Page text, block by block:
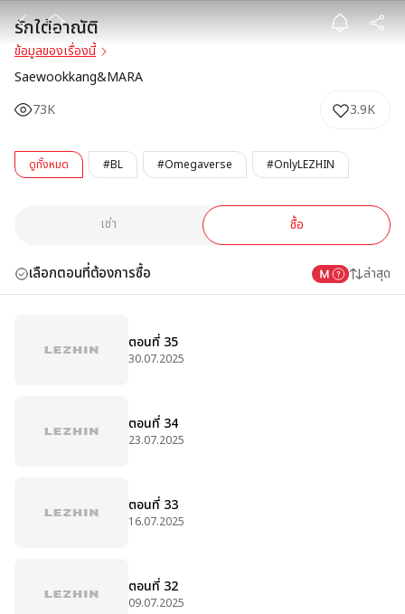
รักใต้อาณัติ
รักใต้อาณัติ
ข้อมูลของเรื่องนี้
Saewookkang&MARA
73K
3.9K
ดูทั้งหมด #BL #Omegaverse #OnlyLEZHIN
เช่า ซื้อ
เลือกตอนที่ต้องการซื้อ ล่าสุด
ตอนที่ 35
30.07.2025
ตอนที่ 34
23.07.2025
ตอนที่ 33
16.07.2025
ตอนที่ 32
09.07.2025